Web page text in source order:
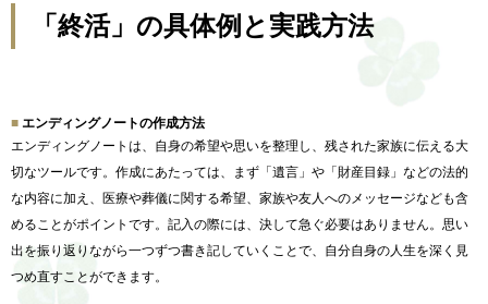
「終活」の具体例と実践方法
エンディングノートの作成方法
エンディングノートは、自身の希望や思いを整理し、 残された家族に伝える大
切なツールです。作成にあたっては、
まず「遺言」や「財産目録」などの法的
な内容に加え、 医療や葬儀に関する希望、 家族や友人へのメッセージなども含
めることがポイントです。 記入の際には、決して急ぐ必要はありません。 思い
出を振り返りながら一つずつ書き記していくことで、 自分自身の人生を深く見
つめ直すことができます。